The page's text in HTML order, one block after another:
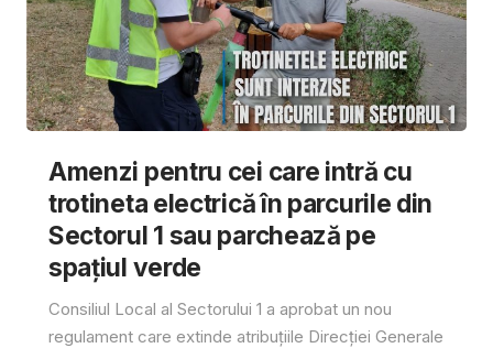
Amenzi pentru cei care intră cu
trotineta electrică în parcurile din
Sectorul 1 sau parchează pe
spațiul verde
Consiliul Local al Sectorului 1 a aprobat un nou
regulament care extinde atribuțiile Direcției Generale